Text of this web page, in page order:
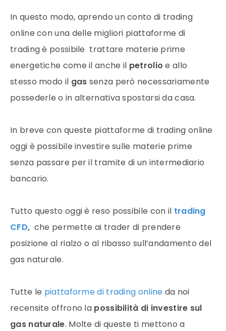
In questo modo, aprendo un conto di trading
online con una delle migliori piattaforme di
tradingè possibile trattare materie prime
energetiche come il anche il petrolio e allo
stesso modo il gas senza però necessariamente
possederle o in alternativa spostarsi da casa.
In breve con queste piattaforme di trading online
oggi è possibile investire sulle materie prime
senza passare per il tramite di un intermediario
bancario.
Tutto questo oggi è reso possibile con il trading
CFD, che permette ai trader di prendere
posizione al rialzo o al ribasso sull’andamento del
gas naturale.
Tutte le piattaforme di trading online da noi
recensite offrono la possibilità di investire sul
gas naturale. Molte di queste ti mettono a